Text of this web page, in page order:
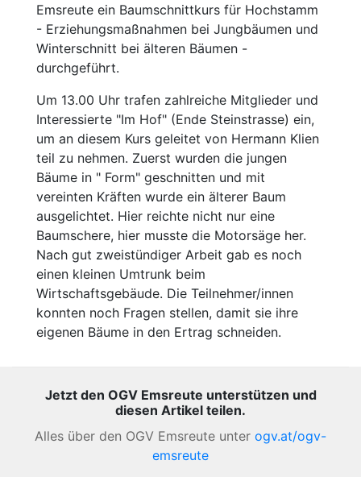
Emsreute ein Baumschnittkurs für Hochstamm
- Erziehungsmaßnahmen bei Jungbäumen und
Winterschnitt bei älteren Bäumen -
durchgeführt.
Um 13.00 Uhr trafen zahlreiche Mitglieder und
Interessierte "Im Hof" (Ende Steinstrasse) ein,
um an diesem Kurs geleitet von Hermann Klien
teil zu nehmen. Zuerst wurden die jungen
Bäume in " Form" geschnitten und mit
vereinten Kräften wurde ein älterer Baum
ausgelichtet. Hier reichte nicht nur eine
Baumschere, hier musste die Motorsäge her.
Nach gut zweistündiger Arbeit gab es noch
einen kleinen Umtrunk beim
Wirtschaftsgebäude. Die Teilnehmer/innen
konnten noch Fragen stellen, damit sie ihre
eigenen Bäume in den Ertrag schneiden.
Jetzt den OGV Emsreute unterstützen und
diesen Artikel teilen.
Alles über den OGV Emsreute unter ogv.at/ogv-
emsreute